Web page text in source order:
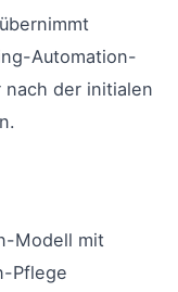
Automation-
der initialen
Modell mit
Pflege